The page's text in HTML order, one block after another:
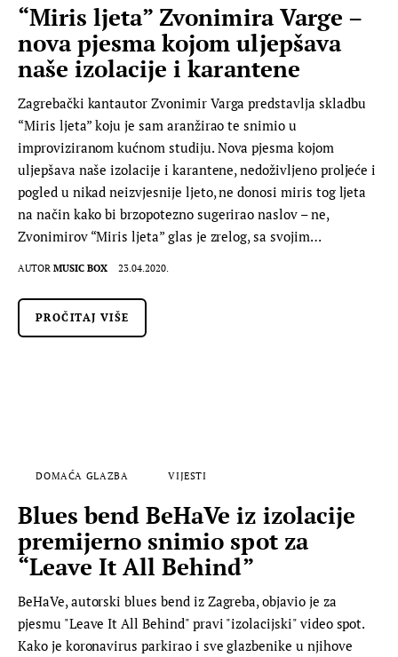
“Miris ljeta” Zvonimira Varge –
nova pjesma kojom uljepšava
naše izolacije i karantene
Zagrebački kantautor Zvonimir Varga predstavlja skladbu
“Miris ljeta” koju je sam aranžirao te snimio u
improviziranom kućnom studiju. Nova pjesma kojom
uljepšava naše izolacije i karantene, nedoživljeno proljeće i
pogled u nikad neizvjesnije ljeto, ne donosi miris tog ljeta
na način kako bi brzopotezno sugerirao naslov – ne,
Zvonimirov “Miris ljeta” glas je zrelog, sa svojim…
AUTOR MUSIC BOX 23.04.2020.
PROČITAJ VIŠE
DOMAĆA GLAZBA VIJESTI
Blues bend BeHaVe iz izolacije
premijerno snimio spot za
“Leave It All Behind”
BeHaVe, autorski blues bend iz Zagreba, objavio je za
pjesmu "Leave It All Behind" pravi "izolacijski" video spot.
Kako je koronavirus parkirao i sve glazbenike u njihove